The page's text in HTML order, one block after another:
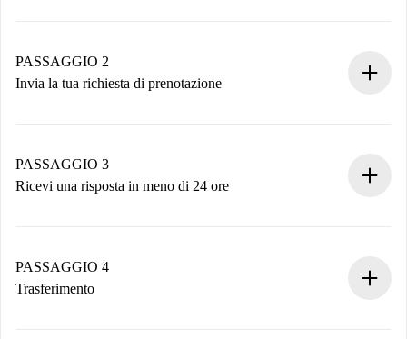
Hai tutte le informazioni necessarie in anticipo.
PASSAGGIO 2
Invia la tua richiesta di prenotazione
non accetta.
PASSAGGIO 3
Ricevi una risposta in meno di 24 ore
contatto con il proprietario.
Se rifiutata: non ti addebiteremo nulla e ti proporremo
PASSAGGIO 4
Trasferimento